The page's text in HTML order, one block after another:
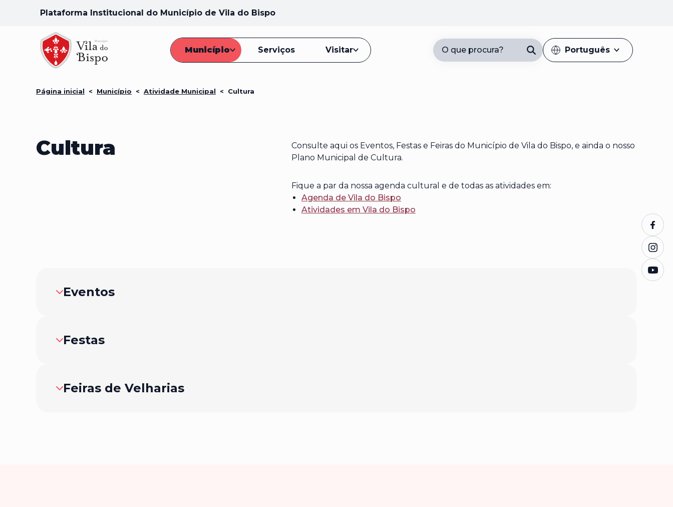
Plataforma Institucional do Município de Vila do Bispo
Município Serviços Visitar O que procura? Introduza pelo menos 3 caracteres
Português
Página inicial < Município < Atividade Municipal < Cultura
Cultura
Consulte aqui os Eventos, Festas e Feiras do Município de Vila do Bispo, e ainda o nosso
Plano Municipal de Cultura.
Fique a par da nossa agenda cultural e de todas as atividades em:
Agenda de Vila do Bispo
Atividades em Vila do Bispo
Eventos
Festas
Feiras de Velharias